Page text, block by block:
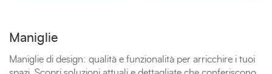
Maniglie
Maniglie di design: qualità e funzionalità per arricchire i tuoi